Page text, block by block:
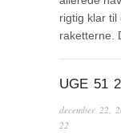
rigtig klar til
raketterne.
UGE 51
december 22,
22